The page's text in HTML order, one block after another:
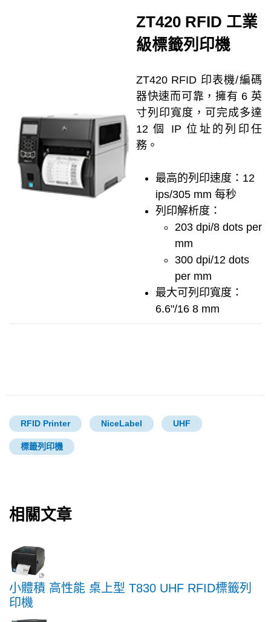
ZT420 RFID 工業
級標籤列印機
ZT420 RFID 印表機/編碼
器快速而可靠，擁有 6 英
寸列印寬度，可完成多達
12 個 IP 位址的列印任
務。
最高的列印速度：12
ips/305 mm 每秒
列印解析度：
203 dpi/8 dots per
mm
300 dpi/12 dots
per mm
最大可列印寬度：
6.6"/16 8 mm
RFID Printer NiceLabel UHF
標籤列印機
相關文章
小體積 高性能 桌上型 T830 UHF RFID標籤列
印機